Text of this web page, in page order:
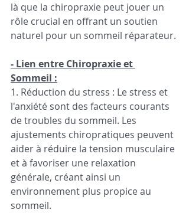
là que la chiropraxie peut jouer un
rôle crucial en offrant un soutien
naturel pour un sommeil réparateur.
- Lien entre Chiropraxie et
Sommeil :
1. Réduction du stress : Le stress et
l'anxiété sont des facteurs courants
de troubles du sommeil. Les
ajustements chiropratiques peuvent
aider à réduire la tension musculaire
et à favoriser une relaxation
générale, créant ainsi un
environnement plus propice au
sommeil.